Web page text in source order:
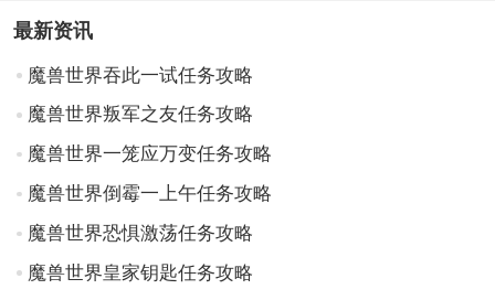
最新资讯
魔兽世界吞此一试任务攻略
魔兽世界叛军之友任务攻略
魔兽世界一笼应万变任务攻略
魔兽世界倒霉一上午任务攻略
魔兽世界恐惧激荡任务攻略
魔兽世界皇家钥匙任务攻略